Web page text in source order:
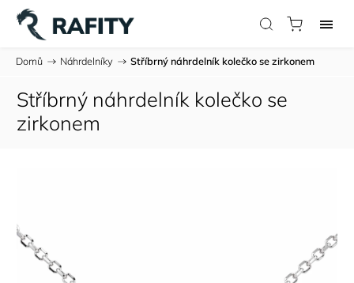
Domů / Náhrdelníky / Stříbrný náhrdelník kolečko se zirkonem
Stříbrný náhrdelník kolečko se
zirkonem